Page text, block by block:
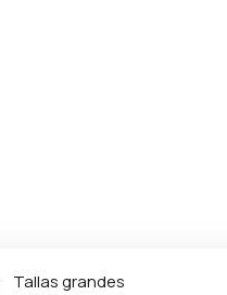
Tallas grandes